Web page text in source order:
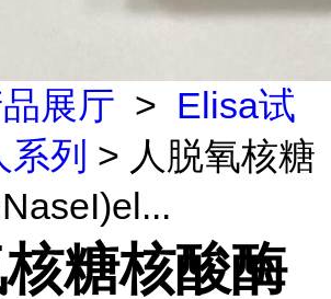
展厅 > Elisa试
系列 > 人脱氧核糖
糖核酸酶